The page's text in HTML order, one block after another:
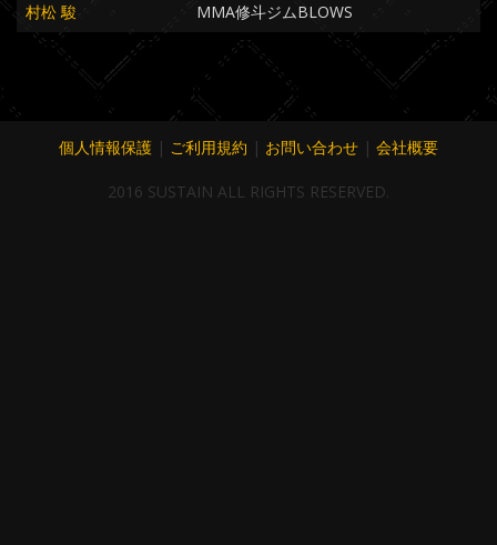
村松 駿
MMA修斗ジムBLOWS
個人情報保護 | ご利用規約 | お問い合わせ | 会社概要
2016 SUSTAIN ALL RIGHTS RESERVED.